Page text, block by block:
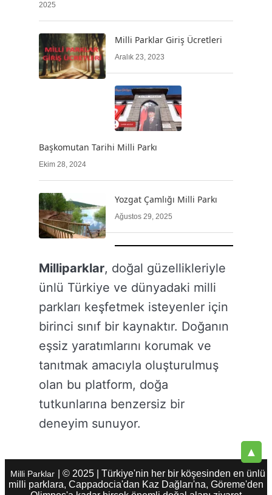
2025
Milli Parklar Giriş Ücretleri
Aralık 23, 2023
Başkomutan Tarihi Milli Parkı
Ekim 28, 2024
Yozgat Çamlığı Milli Parkı
Ağustos 29, 2025
Milliparklar, doğal güzellikleriyle
ünlü Türkiye ve dünyadaki milli
parkları keşfetmek isteyenler için
birinci sınıf bir kaynaktır. Doğanın
eşsiz yaratımlarını korumak ve
tanıtmak amacıyla oluşturulmuş
olan bu platform, doğa
tutkunlarına benzersiz bir
deneyim sunuyor.
▲
Milli Parklar | © 2025 | Türkiye'nin her bir köşesinden en ünlü
milli parklara, Cappadocia'dan Kaz Dağları'na, Göreme'den